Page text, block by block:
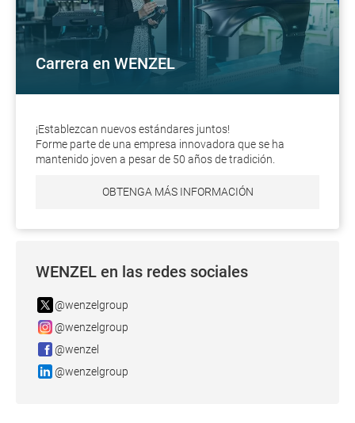
Carrera en WENZEL
¡Establezcan nuevos estándares juntos!
Forme parte de una empresa innovadora que se ha
mantenido joven a pesar de 50 años de tradición.
OBTENGA MÁS INFORMACIÓN
WENZEL en las redes sociales
@wenzelgroup
@wenzelgroup
@wenzel
@wenzelgroup